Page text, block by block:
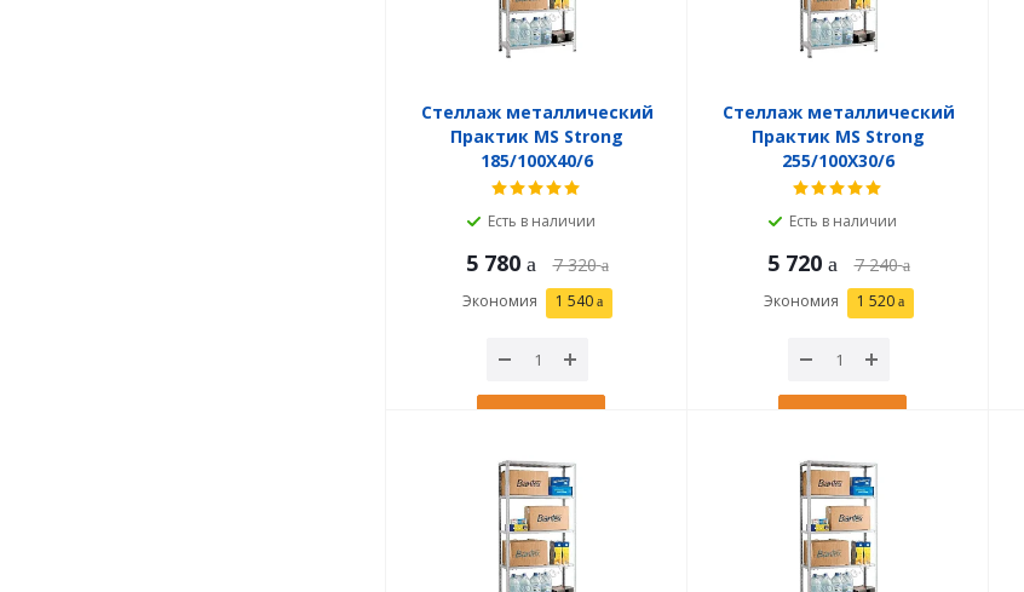
Стеллаж металлический
Практик MS Strong
185/100X40/6
Есть в наличии
5 780 7 320
Экономия 1 540
В корзину
Стеллаж металлический
Практик MS Strong
255/100X30/6
Есть в наличии
5 720 7 240
Экономия 1 520
В корзину